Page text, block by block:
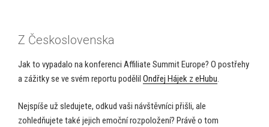
Z Československa
Jak to vypadalo na konferenci Affiliate Summit Europe? O postřehy
a zážitky se ve svém reportu podělil Ondřej Hájek z eHubu.
Nejspíše už sledujete, odkud vaši návštěvníci přišli, ale
zohledňujete také jejich emoční rozpoložení? Právě o tom